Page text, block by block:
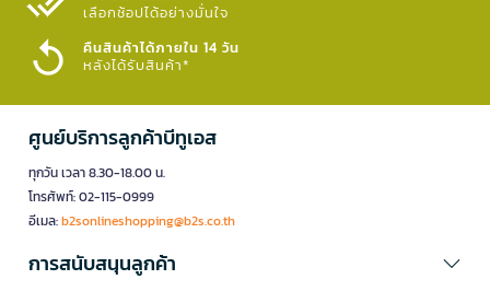
เลือกช้อปได้อย่างมั่นใจ​
คืนสินค้าได้ภายใน 14 วัน
หลังได้รับสินค้า*
ศูนย์บริการลูกค้าบีทูเอส
ทุกวัน เวลา 8.30-18.00 น.
โทรศัพท์: 02-115-0999
อีเมล:b2sonlineshopping@b2s.co.th
การสนับสนุนลูกค้า